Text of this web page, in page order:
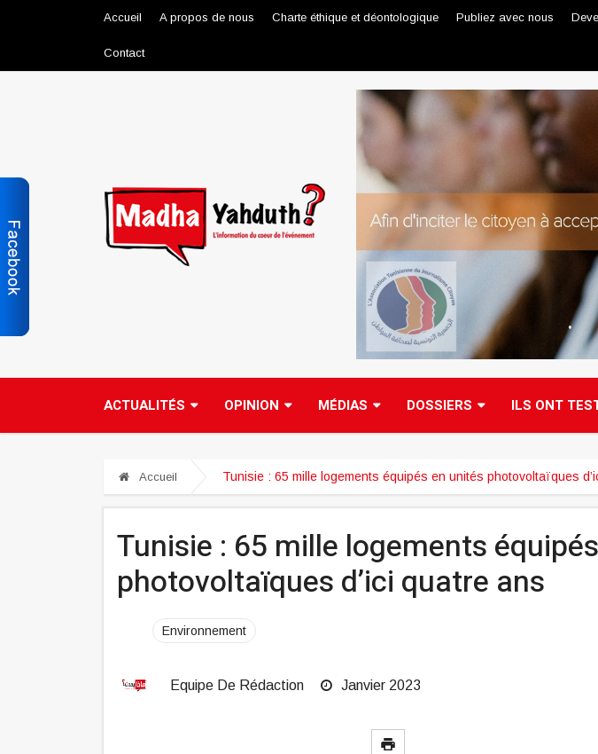
Accueil A propos de nous Charte éthique et déontologique Publiez avec nous
Contact
ACTUALITÉS OPINION MÉDIAS DOSSIERS ILS ONT
Accueil Tunisie : 65 mille logements équipés en unités photovoltaïques
Tunisie : 65 mille logements
photovoltaïques d’ici quatre ans
Environnement
Equipe De Rédaction Janvier 2023